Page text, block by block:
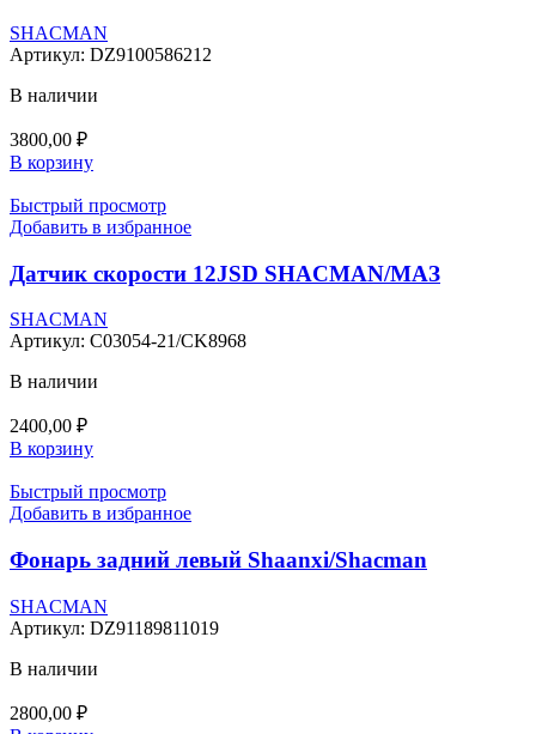
SHACMAN
Артикул: DZ9100586212
В наличии
3800,00 ₽
В корзину
Быстрый просмотр
Добавить в избранное
Датчик скорости 12JSD SHACMAN/МАЗ
SHACMAN
Артикул: C03054-21/CK8968
В наличии
2400,00 ₽
В корзину
Быстрый просмотр
Добавить в избранное
Фонарь задний левый Shaanxi/Shacman
SHACMAN
Артикул: DZ91189811019
В наличии
2800,00 ₽